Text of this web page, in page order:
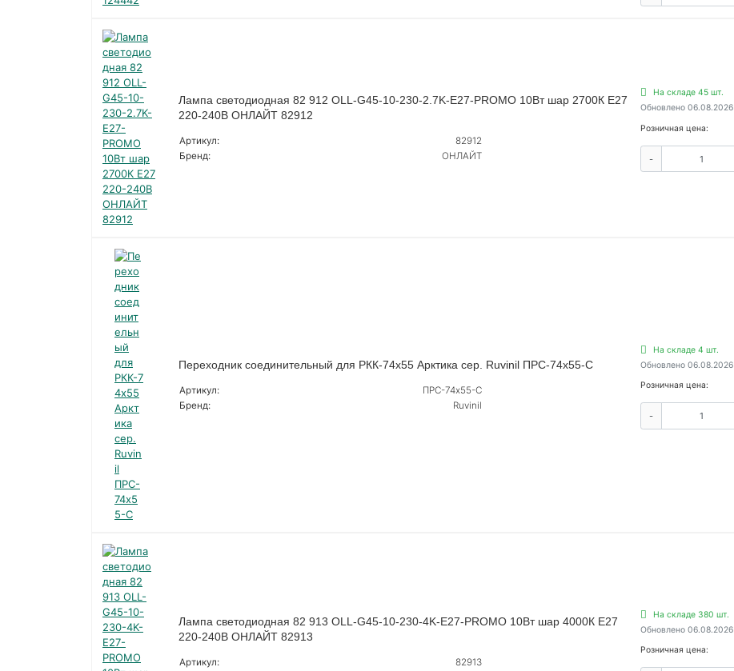
Лампа светодиодная 82 912 OLL-G45-10-230-2.7K-E27-PROMO 10Вт шар 2700К E27
220-240В ОНЛАЙТ 82912
Артикул:
82912
Бренд:
ОНЛАЙТ
На складе 45 шт.
Обновлено 06.08.2026
Розничная цена:
-
Переходник соединительный для РКК-74х55 Арктика сер. Ruvinil ПРС-74х55-С
Артикул:
ПРС-74х55-С
Бренд:
Ruvinil
На складе 4 шт.
Обновлено 06.08.2026
Розничная цена:
-
Лампа светодиодная 82 913 OLL-G45-10-230-4K-E27-PROMO 10Вт шар 4000К E27
220-240В ОНЛАЙТ 82913
Артикул:
82913
На складе 380 шт.
Обновлено 06.08.2026
Розничная цена: